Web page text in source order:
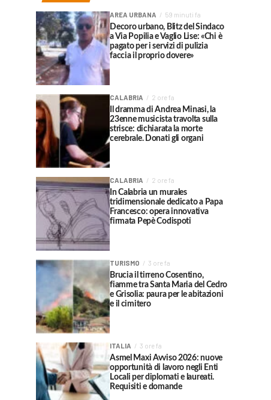
AREA URBANA 59 minuti fa
Decoro urbano, Blitz del Sindaco
a Via Popilia e Vaglio Lise: «Chi è
pagato per i servizi di pulizia
faccia il proprio dovere»
CALABRIA 2 ore fa
Il dramma di Andrea Minasi, la
23enne musicista travolta sulla
strisce: dichiarata la morte
cerebrale. Donati gli organi
CALABRIA 2 ore fa
In Calabria un murales
tridimensionale dedicato a Papa
Francesco: opera innovativa
firmata Pepè Codispoti
TURISMO 3 ore fa
Brucia il tirreno Cosentino,
fiamme tra Santa Maria del Cedro
e Grisolia: paura per le abitazioni
e il cimitero
ITALIA 3 ore fa
Asmel Maxi Avviso 2026: nuove
opportunità di lavoro negli Enti
Locali per diplomati e laureati.
Requisiti e domande